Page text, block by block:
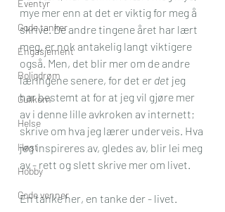
Eventyr
Gode tanker
Engasjement
Boligdrøm
Gullkorn
Helse
Høst
Hobby
Gode venner
mye mer enn at det er viktig for meg å
skrive. De andre tingene året har lært
meg, er nok antakelig langt viktigere
også. Men, det blir mer om de andre
læringene senere, for det er det jeg
har bestemt at for at jeg vil gjøre mer
av i denne lille avkroken av internett;
skrive om hva jeg lærer underveis. Hva
jeg inspireres av, gledes av, blir lei meg
av - rett og slett skrive mer om livet.
En tanke her, en tanke der - livet.